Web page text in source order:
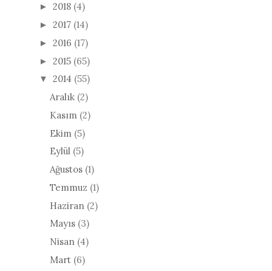
► 2018 (4)
► 2017 (14)
► 2016 (17)
► 2015 (65)
▼ 2014 (55)
Aralık (2)
Kasım (2)
Ekim (5)
Eylül (5)
Ağustos (1)
Temmuz (1)
Haziran (2)
Mayıs (3)
Nisan (4)
Mart (6)